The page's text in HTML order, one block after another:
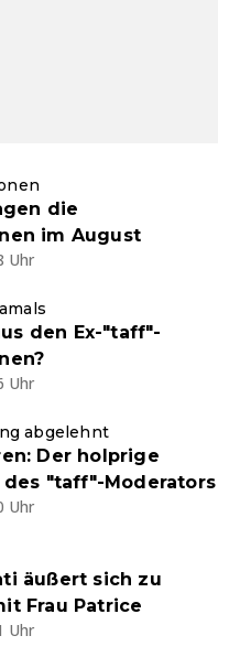
die
im August
Uhr
den Ex-"taff"-
Uhr
abgelehnt
Der holprige
"taff"-Moderators
Uhr
äußert sich zu
Frau Patrice
Uhr